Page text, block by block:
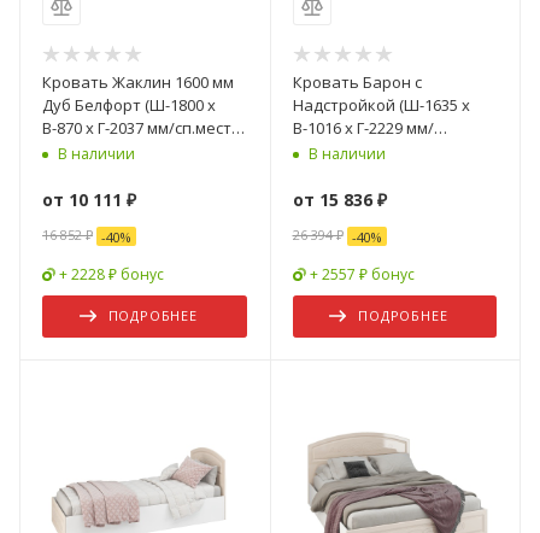
Кровать Жаклин 1600 мм
Дуб Белфорт (Ш-1800 х
В-870 х Г-2037 мм/сп.место
1600 х 2000 мм)
В наличии
от 10 111 ₽
16 852 ₽ -40%
+ 2228 ₽ бонус
ПОДРОБНЕЕ
Кровать Барон с
Надстройкой (Ш-1635 х
В-1016 х Г-2229 мм/
Сп.место 1600 х 2000 мм)/
В наличии
от 15 836 ₽
26 394 ₽ -40%
+ 2557 ₽ бонус
ПОДРОБНЕЕ